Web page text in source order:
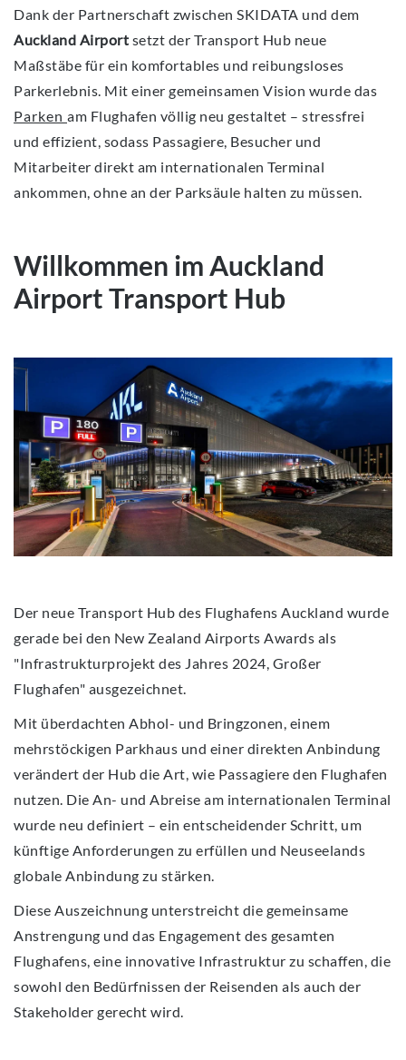
Dank der Partnerschaft zwischen SKIDATA und dem
Auckland Airport setzt der Transport Hub neue
Maßstäbe für ein komfortables und reibungsloses
Parkerlebnis. Mit einer gemeinsamen Vision wurde das
Parken am Flughafen völlig neu gestaltet – stressfrei
und effizient, sodass Passagiere, Besucher und
Mitarbeiter direkt am internationalen Terminal
ankommen, ohne an der Parksäule halten zu müssen.
Willkommen im Auckland
Airport Transport Hub
Der neue Transport Hub des Flughafens Auckland wurde
gerade bei den New Zealand Airports Awards als
"Infrastrukturprojekt des Jahres 2024, Großer
Flughafen" ausgezeichnet.
Mit überdachten Abhol- und Bringzonen, einem
mehrstöckigen Parkhaus und einer direkten Anbindung
verändert der Hub die Art, wie Passagiere den Flughafen
nutzen. Die An- und Abreise am internationalen Terminal
wurde neu definiert – ein entscheidender Schritt, um
künftige Anforderungen zu erfüllen und Neuseelands
globale Anbindung zu stärken.
Diese Auszeichnung unterstreicht die gemeinsame
Anstrengung und das Engagement des gesamten
Flughafens, eine innovative Infrastruktur zu schaffen, die
sowohl den Bedürfnissen der Reisenden als auch der
Stakeholder gerecht wird.